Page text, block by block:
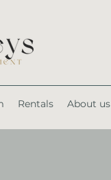
Rentals About us